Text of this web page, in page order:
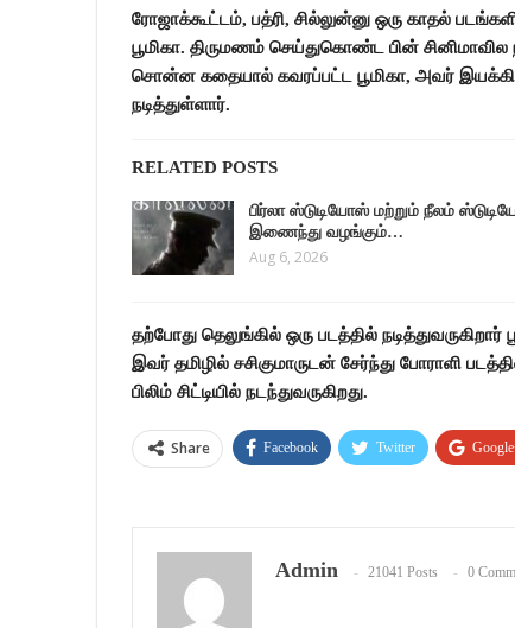
ரோஜாக்கூட்டம், பத்ரி, சில்லுன்னு ஒரு காதல்
பூமிகா. திருமணம் செய்துகொண்ட பின்
சொன்ன கதையால் கவரப்பட்ட பூமிகா, அவர்
நடித்துள்ளார்.
RELATED POSTS
பிர்லா ஸ்டுடியோஸ் மற்றும் நீலம்
இணைந்து வழங்கும்…
Aug 6, 2026
தற்போது தெலுங்கில் ஒரு படத்தில்
இவர் தமிழில் சசிகுமாருடன் சேர்ந்து போராளி
பிலிம் சிட்டியில் நடந்துவருகிறது.
Share Facebook Twitter
Admin 21041 Posts 0